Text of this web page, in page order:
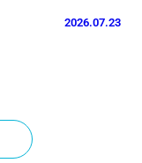
2026.07.23